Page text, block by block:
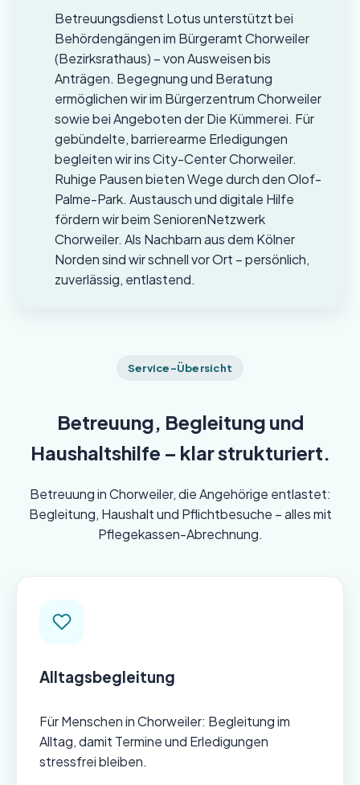
Betreuungsdienst Lotus unterstützt bei
Behördengängen im Bürgeramt Chorweiler
(Bezirksrathaus) – von Ausweisen bis
Anträgen. Begegnung und Beratung
ermöglichen wir im Bürgerzentrum Chorweiler
sowie bei Angeboten der Die Kümmerei. Für
gebündelte, barrierearme Erledigungen
begleiten wir ins City-Center Chorweiler.
Ruhige Pausen bieten Wege durch den Olof-
Palme-Park. Austausch und digitale Hilfe
fördern wir beim SeniorenNetzwerk
Chorweiler. Als Nachbarn aus dem Kölner
Norden sind wir schnell vor Ort – persönlich,
zuverlässig, entlastend.
Service-Übersicht
Betreuung, Begleitung und
Haushaltshilfe – klar strukturiert.
Betreuung in Chorweiler, die Angehörige entlastet:
Begleitung, Haushalt und Pflichtbesuche – alles mit
Pflegekassen-Abrechnung.
Alltagsbegleitung
Für Menschen in Chorweiler: Begleitung im
Alltag, damit Termine und Erledigungen
stressfrei bleiben.